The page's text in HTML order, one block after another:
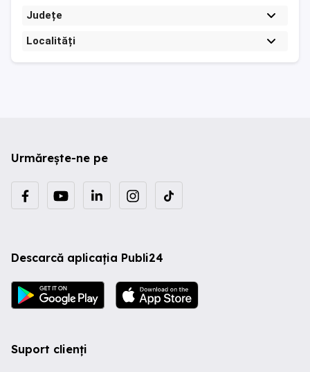
Județe
Localități
Urmărește-ne pe
Descarcă aplicația Publi24
Suport clienți